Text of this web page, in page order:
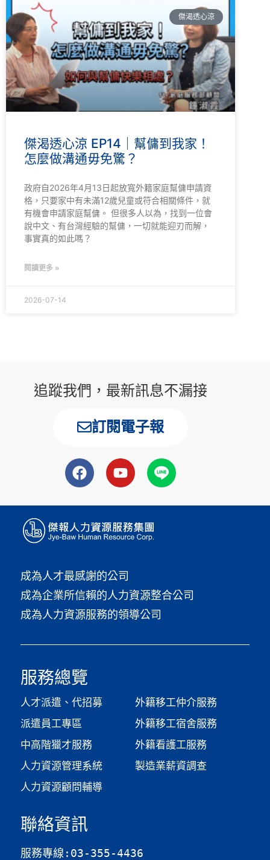
傑渴透心涼
傑渴透心涼 EP14｜幫傭到我家！
怎麼做溝通毋免驚？
政府自2026年4月13日起放寬外籍家庭幫傭申請資
格，只要家中有未滿12歲兒童或符合相關條件，就
有機會申請家庭幫傭。 但很多人以為，找到一位會
說中文、有台灣經驗的幫傭，一切就能迎刃而解，
事實真的如此嗎？
閱讀更多 »
2026-07-14
追蹤我們，最新訊息不漏接
訂閱電子報
成為人才最感謝的公司
成為企業所信賴的人力資源整合公司
成為人力資源服務的領導公司
服務總覽
人才派遣、代招募
派遣員工專區
中高階獵才服務
人力資源管理系統
人力資源顧問輔導
外籍移工仲介服務
外籍移工宿舍服務
外籍看護工服務
製造業薪資調查​
聯絡資訊
服務專線:03-355-4436